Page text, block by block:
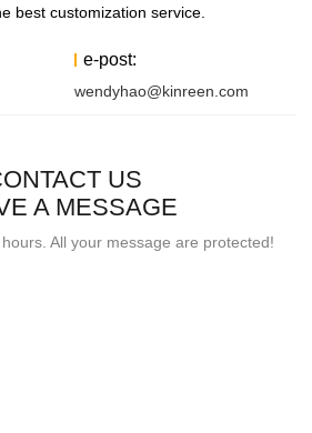
best customization service.
e-post:
wendyhao@kinreen.com
US
A MESSAGE
All your message are protected!